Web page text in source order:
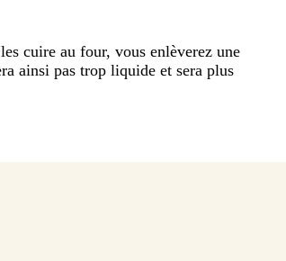
cuire au four, vous enlèverez une
ainsi pas trop liquide et sera plus